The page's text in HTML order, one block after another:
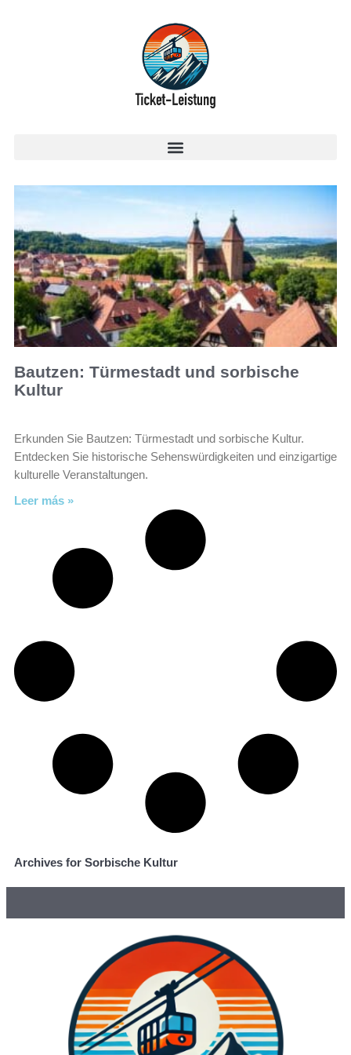
Bautzen: Türmestadt und sorbische
Kultur
Erkunden Sie Bautzen: Türmestadt und sorbische Kultur.
Entdecken Sie historische Sehenswürdigkeiten und einzigartige
kulturelle Veranstaltungen.
Leer más »
Archives for Sorbische Kultur